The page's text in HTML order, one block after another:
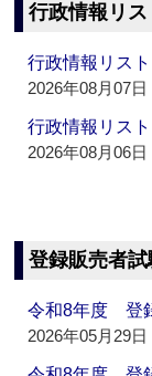
行政情報リス
行政情報リス
2026年08月07日
行政情報リス
2026年08月06日
登録販売者
令和8年度 登
2026年05月29日